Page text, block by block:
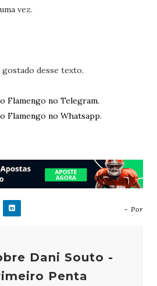
vez.
desse texto.
Flamengo no Telegram.
Flamengo no Whatsapp.
- Por
Dani Souto -
Penta